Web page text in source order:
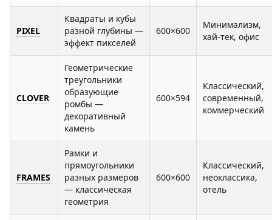
PIXEL
Квадраты и кубы
разной глубины —
эффект пикселей
600×600
Минимализм,
хай-тек, офис
CLOVER
Геометрические
треугольники
образующие
ромбы —
декоративный
камень
600×594
Классический,
современный,
коммерческий
FRAMES
Рамки и
прямоугольники
разных размеров
— классическая
геометрия
600×600
Классический,
неоклассика,
отель